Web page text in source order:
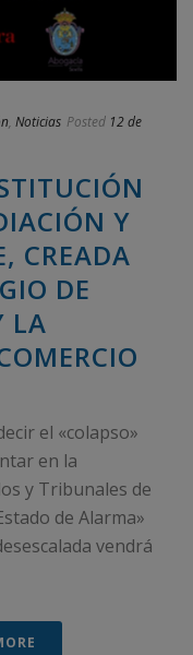
, Noticias Posted 12 de
Y
CREADA
DE
LA
el «colapso»
en la
y Tribunales de
de Alarma»
vendrá